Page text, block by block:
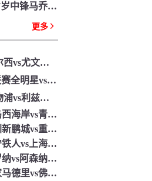
TA：维拉花1000万镑签17岁中锋马乔，方针便是让他进入一线队
更多
08月05日 足球友谊赛 切尔西vs尤文图斯 全场录像回放
08月05日 足球友谊赛 K联赛全明星vs曼城 全场录像回放
08月03日 足球友谊赛 利物浦vs利兹联 全场录像回放
08月02日 中超第21轮 青岛西海岸vs青岛海牛 全场录像回放
08月02日 中超第21轮 深圳新鹏城vs重庆铜梁龙 全场录像回放
08月02日 中超第21轮 辽宁铁人vs上海申花 全场录像回放
08月02日 足球友谊赛 赫罗纳vs阿森纳 全场录像回放
08月02日 足球友谊赛 皇家马德里vs佛罗伦萨 全场录像回放